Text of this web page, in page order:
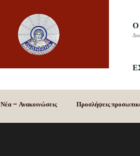
Ο
Νέα – Ανακοινώσεις Προσλήψεις